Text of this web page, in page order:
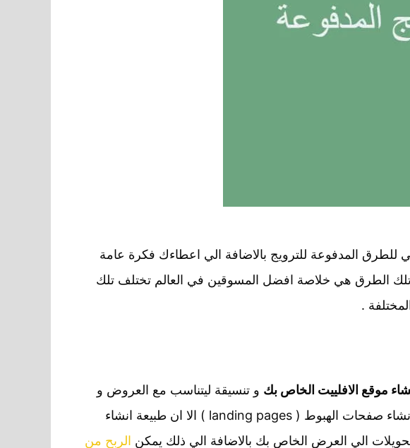
للطرق المدفوعة للترويج بالاضافة الي اعطاءك فكرة عامة
الطرق هي خلاصة افضل المسوقين في العالم تختلف تلك
.
موقع الافلييت الخاص بك و تنسيقة ليتناسب مع العروض و
علي الرغم من انه يمكنك تخطي تلك الخطوة و الترويج بشكل مباشر للعروض عن طريق انشاء صفحات الهبوط ( landing pages ) الا ان طبيعة انشاء
الي العرض الخاص بك بالاضافة الي ذلك يمكن الربح من